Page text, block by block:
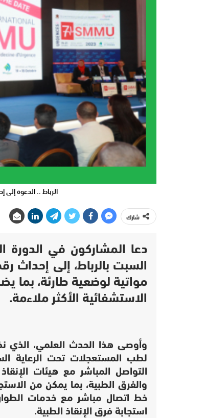
الرباط .. الدعوة
شارك
دعا المشاركون في الدورة
السبت بالرباط، إلى إحداث
مواتية لوضعية طارئة، بما
الاستشفائية الأكثر ملاءمة.
وأوصى هذا الحدث العلمي، الذي
لطب المستعجلات تحت الرعاية
التواصل المباشر مع هيئات
والفرق الطبية، بما يمكن من
خط اتصال مباشر مع خدمات
استجابة فرق الإنقاذ الطبية.